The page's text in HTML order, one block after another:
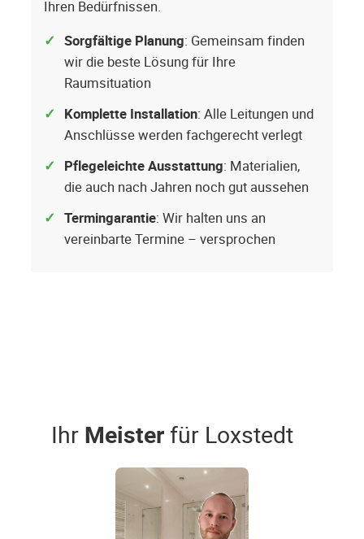
Ihren Bedürfnissen.
Sorgfältige Planung: Gemeinsam finden
wir die beste Lösung für Ihre
Raumsituation
Komplette Installation: Alle Leitungen und
Anschlüsse werden fachgerecht verlegt
Pflegeleichte Ausstattung: Materialien,
die auch nach Jahren noch gut aussehen
Termingarantie: Wir halten uns an
vereinbarte Termine – versprochen
Ihr Meisterfür Loxstedt